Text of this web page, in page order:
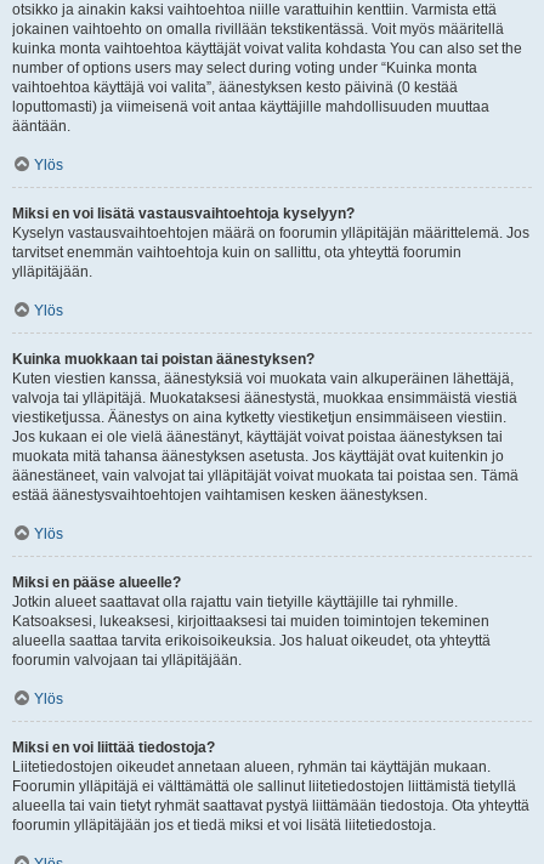
otsikko ja ainakin kaksi vaihtoehtoa niille varattuihin kenttiin. Varmista että
jokainen vaihtoehto on omalla rivillään tekstikentässä. Voit myös määritellä
kuinka monta vaihtoehtoa käyttäjät voivat valita kohdasta You can also set the
number of options users may select during voting under “Kuinka monta
vaihtoehtoa käyttäjä voi valita”, äänestyksen kesto päivinä (0 kestää
loputtomasti) ja viimeisenä voit antaa käyttäjille mahdollisuuden muuttaa
ääntään.
Ylös
Miksi en voi lisätä vastausvaihtoehtoja kyselyyn?
Kyselyn vastausvaihtoehtojen määrä on foorumin ylläpitäjän määrittelemä. Jos
tarvitset enemmän vaihtoehtoja kuin on sallittu, ota yhteyttä foorumin
ylläpitäjään.
Ylös
Kuinka muokkaan tai poistan äänestyksen?
Kuten viestien kanssa, äänestyksiä voi muokata vain alkuperäinen lähettäjä,
valvoja tai ylläpitäjä. Muokataksesi äänestystä, muokkaa ensimmäistä viestiä
viestiketjussa. Äänestys on aina kytketty viestiketjun ensimmäiseen viestiin.
Jos kukaan ei ole vielä äänestänyt, käyttäjät voivat poistaa äänestyksen tai
muokata mitä tahansa äänestyksen asetusta. Jos käyttäjät ovat kuitenkin jo
äänestäneet, vain valvojat tai ylläpitäjät voivat muokata tai poistaa sen. Tämä
estää äänestysvaihtoehtojen vaihtamisen kesken äänestyksen.
Ylös
Miksi en pääse alueelle?
Jotkin alueet saattavat olla rajattu vain tietyille käyttäjille tai ryhmille.
Katsoaksesi, lukeaksesi, kirjoittaaksesi tai muiden toimintojen tekeminen
alueella saattaa tarvita erikoisoikeuksia. Jos haluat oikeudet, ota yhteyttä
foorumin valvojaan tai ylläpitäjään.
Ylös
Miksi en voi liittää tiedostoja?
Liitetiedostojen oikeudet annetaan alueen, ryhmän tai käyttäjän mukaan.
Foorumin ylläpitäjä ei välttämättä ole sallinut liitetiedostojen liittämistä tietyllä
alueella tai vain tietyt ryhmät saattavat pystyä liittämään tiedostoja. Ota yhteyttä
foorumin ylläpitäjään jos et tiedä miksi et voi lisätä liitetiedostoja.